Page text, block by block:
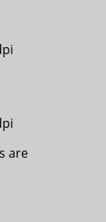
are